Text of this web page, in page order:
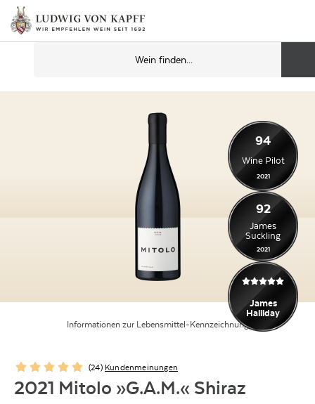
Informationen zur Lebensmittel-Kennzeichnung
94
Wine Pilot
2021
92
James
Suckling
2021
James
Halliday
(24) Kundenmeinungen
2021 Mitolo »G.A.M.« Shiraz